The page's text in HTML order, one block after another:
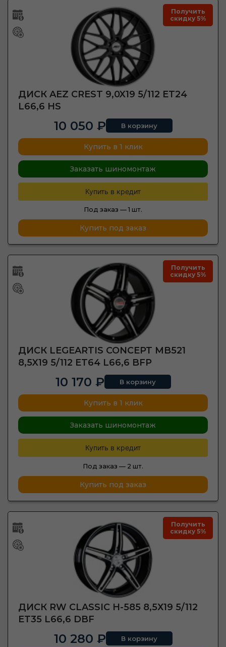
Получить
скидку 5%
ДИСК AEZ CREST 9,0X19 5/112 ET24
L66,6 HS
10 050 ₽ В корзину
Купить в 1 клик
Заказать шиномонтаж
Купить в кредит
Под заказ — 1 шт.
Купить под заказ
Получить
скидку 5%
ДИСК LEGEARTIS CONCEPT MB521
8,5X19 5/112 ET64 L66,6 BFP
10 170 ₽ В корзину
Купить в 1 клик
Заказать шиномонтаж
Купить в кредит
Под заказ — 2 шт.
Купить под заказ
Получить
скидку 5%
ДИСК RW CLASSIC H-585 8,5Х19 5/112
ET35 L66,6 DBF
10 280 ₽ В корзину